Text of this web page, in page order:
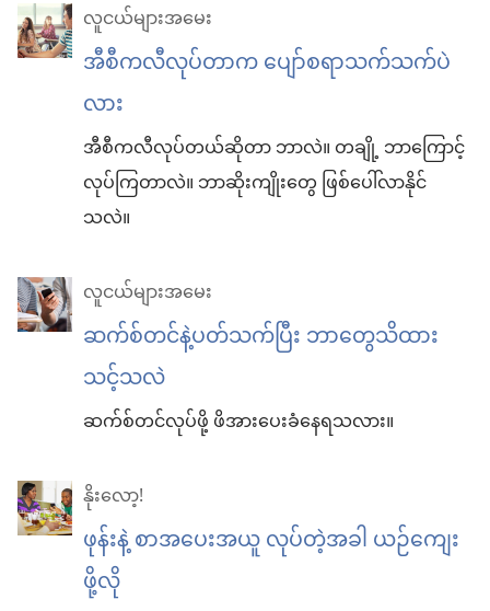
လူငယ်များအမေး
အီစီကလီလုပ်တာက ပျော်စရာသက်သက်ပဲ
လား
အီစီကလီလုပ်တယ်ဆိုတာ ဘာလဲ။ တချို့ ဘာကြောင့်
လုပ်ကြတာလဲ။ ဘာဆိုးကျိုးတွေ ဖြစ်ပေါ်လာနိုင်
သလဲ။
လူငယ်များအမေး
ဆက်စ်တင်နဲ့ပတ်သက်ပြီး ဘာတွေသိထား
သင့်သလဲ
ဆက်စ်တင်လုပ်ဖို့ ဖိအားပေးခံနေရသလား။
နိုးလော့!
ဖုန်းနဲ့ စာအပေးအယူ လုပ်တဲ့အခါ ယဉ်ကျေး
ဖို့လို